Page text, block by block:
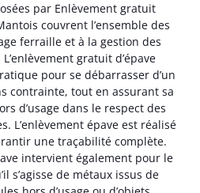
par Enlèvement gratuit
couvrent l’ensemble des
ferraille et à la gestion des
gratuit d’épave
pour se débarrasser d’un
contrainte, tout en assurant sa
d’usage dans le respect des
L’enlèvement épave est réalisé
une traçabilité complète.
intervient également pour le
s’agisse de métaux issus de